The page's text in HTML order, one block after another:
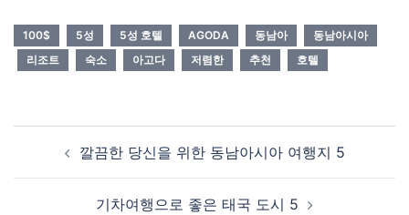
100$ 5성 5성 호텔 AGODA 동남아
동남아시아
리조트
숙소 아고다 저렴한 추천 호텔
navigation깔끔한 당신을 위한 동남아시아 여행지 5
기차여행으로 좋은 태국 도시 5